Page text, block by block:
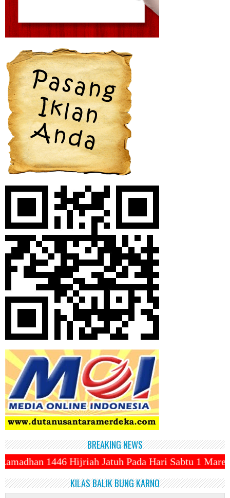
BREAKING NEWS
Jatuh Pada Hari Sabtu 1 Maret 2025 ~||~ 1
KILAS BALIK BUNG KARNO